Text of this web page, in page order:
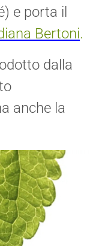
e porta il
Bertoni.
dalla
anche la